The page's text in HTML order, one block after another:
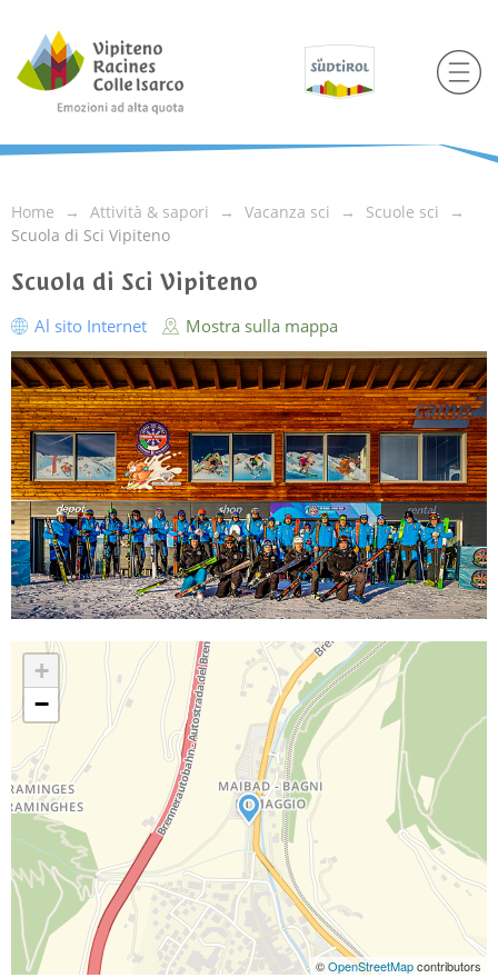
Home Attività & sapori Vacanza sci
Scuole sci
Scuola di Sci Vipiteno
Scuola di Sci Vipiteno
Al sito Internet Mostra sulla mappa
+
−
©OpenStreetMapcontributors